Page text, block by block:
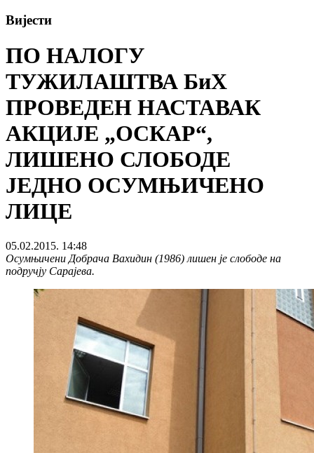
Вијести
ПО НАЛОГУ
ТУЖИЛАШТВА БиХ
ПРОВЕДЕН НАСТАВАК
АКЦИЈЕ „ОСКАР“,
ЛИШЕНО СЛОБОДЕ
ЈЕДНО ОСУМЊИЧЕНО
ЛИЦЕ
05.02.2015. 14:48
Осумњичени Добрача Вахидин (1986) лишен је слободе на
подручју Сарајева.